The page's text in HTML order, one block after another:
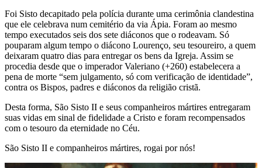
Foi Sisto decapitado pela polícia durante uma cerimônia clandestina
que ele celebrava num cemitério da via Ápia. Foram ao mesmo
tempo executados seis dos sete diáconos que o rodeavam. Só
pouparam algum tempo o diácono Lourenço, seu tesoureiro, a quem
deixaram quatro dias para entregar os bens da Igreja. Assim se
procedia desde que o imperador Valeriano (+260) estabelecera a
pena de morte “sem julgamento, só com verificação de identidade”,
contra os Bispos, padres e diáconos da religião cristã.
Desta forma, São Sisto II e seus companheiros mártires entregaram
suas vidas em sinal de fidelidade a Cristo e foram recompensados
com o tesouro da eternidade no Céu.
São Sisto II e companheiros mártires, rogai por nós!